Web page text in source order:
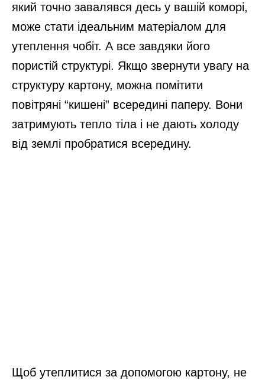
який точно завалявся десь у вашій коморі,
може стати ідеальним матеріалом для
утеплення чобіт. А все завдяки його
пористій структурі. Якщо звернути увагу на
структуру картону, можна помітити
повітряні “кишені” всередині паперу. Вони
затримують тепло тіла і не дають холоду
від землі пробратися всередину.
Щоб утеплитися за допомогою картону, не